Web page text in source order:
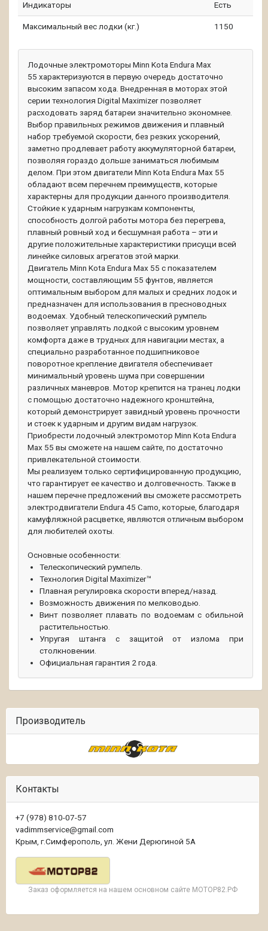
Индикаторы Есть
Максимальный вес лодки (кг.) 1150
Лодочные электромоторы Minn Kota Endura Max
55 характеризуются в первую очередь достаточно
высоким запасом хода. Внедренная в моторах этой
серии технология Digital Maximizer позволяет
расходовать заряд батареи значительно экономнее.
Выбор правильных режимов движения и плавный
набор требуемой скорости, без резких ускорений,
заметно продлевает работу аккумуляторной батареи,
позволяя гораздо дольше заниматься любимым
делом. При этом двигатели Minn Kota Endura Max 55
обладают всем перечнем преимуществ, которые
характерны для продукции данного производителя.
Стойкие к ударным нагрузкам компоненты,
способность долгой работы мотора без перегрева,
плавный ровный ход и бесшумная работа – эти и
другие положительные характеристики присущи всей
линейке силовых агрегатов этой марки.
Двигатель Minn Kota Endura Max 55 с показателем
мощности, составляющим 55 фунтов, является
оптимальным выбором для малых и средних лодок и
предназначен для использования в пресноводных
водоемах. Удобный телескопический румпель
позволяет управлять лодкой с высоким уровнем
комфорта даже в трудных для навигации местах, а
специально разработанное подшипниковое
поворотное крепление двигателя обеспечивает
минимальный уровень шума при совершении
различных маневров. Мотор крепится на транец лодки
с помощью достаточно надежного кронштейна,
который демонстрирует завидный уровень прочности
и стоек к ударным и другим видам нагрузок.
Приобрести лодочный электромотор Minn Kota Endura
Max 55 вы сможете на нашем сайте, по достаточно
привлекательной стоимости.
Мы реализуем только сертифицированную продукцию,
что гарантирует ее качество и долговечность. Также в
нашем перечне предложений вы сможете рассмотреть
электродвигатели Endura 45 Camo, которые, благодаря
камуфляжной расцветке, являются отличным выбором
для любителей охоты.
Основные особенности:
Телескопический румпель.
Технология Digital Maximizer™
Плавная регулировка скорости вперед/назад.
Возможность движения по мелководью.
Винт позволяет плавать по водоемам с обильной
растительностью.
Упругая штанга с защитой от излома при
столкновении.
Официальная гарантия 2 года.
Производитель
Контакты
+7 (978) 810-07-57
vadimmservice@gmail.com
Крым, г.Симферополь, ул. Жени Дерюгиной 5А
Заказ оформляется на нашем основном сайте МОТОР82.РФ